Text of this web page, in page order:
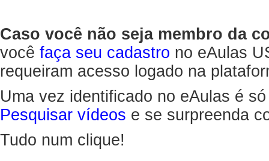
Caso você não seja membro da
você faça seu cadastro no eAulas
requeiram acesso logado na
Uma vez identificado no eAulas é
Pesquisar vídeos e se surpreenda
Tudo num clique!